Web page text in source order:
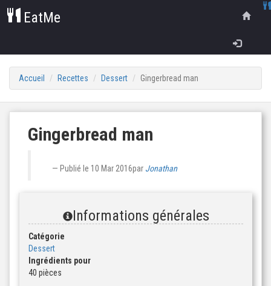
EatMe
Accueil Recettes Dessert Gingerbread man
Gingerbread man
Publié le 10 Mar 2016par Jonathan
Informations générales
Catégorie
Dessert
Ingrédients pour
40 pièces